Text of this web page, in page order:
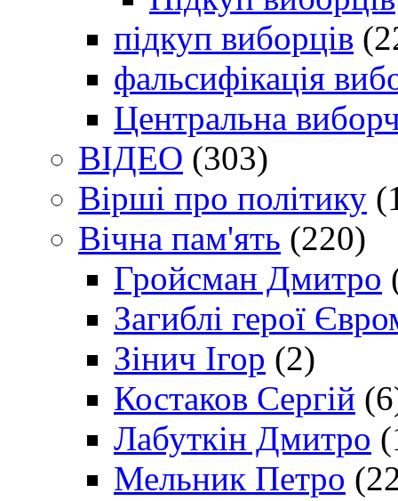
підкуп виборців
фальсифікація
Центральна
ВІДЕО (303)
Вірші про політику
Вічна пам'ять (220)
Гройсман Дмитро
Загиблі герої
Зінич Ігор (2)
Костаков Сергій
Лабуткін Дмитро
Мельник Петро